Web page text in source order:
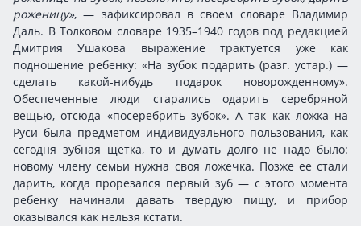
роженицу», — зафиксировал в своем словаре Владимир
Даль. В Толковом словаре 1935–1940 годов под редакцией
Дмитрия Ушакова выражение трактуется уже как
подношение ребенку: «На зубок подарить (разг. устар.) —
сделать какой-нибудь подарок новорожденному».
Обеспеченные люди старались одарить серебряной
вещью, отсюда «посеребрить зубок». А так как ложка на
Руси была предметом индивидуального пользования, как
сегодня зубная щетка, то и думать долго не надо было:
новому члену семьи нужна своя ложечка. Позже ее стали
дарить, когда прорезался первый зуб — с этого момента
ребенку начинали давать твердую пищу, и прибор
оказывался как нельзя кстати.